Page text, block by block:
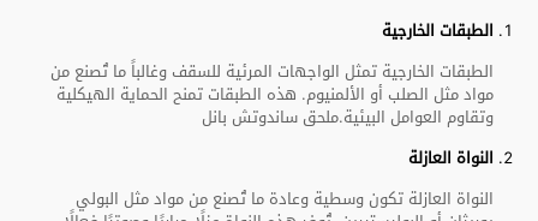
الطبقات الخارجية
الطبقات الخارجية تمثل الواجهات المرئية للسقف وغالباً ما تُصنع من
مواد مثل الصلب أو الألمنيوم. هذه الطبقات تمنح الحماية الهيكلية
وتقاوم العوامل البيئية.ملحق ساندوتش بانل
النواة العازلة
النواة العازلة تكون وسطية وعادة ما تُصنع من مواد مثل البولي